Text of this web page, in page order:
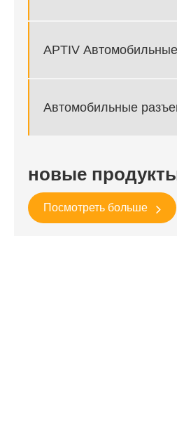
APTIV
Автомобильные
новые
Посмотреть больше